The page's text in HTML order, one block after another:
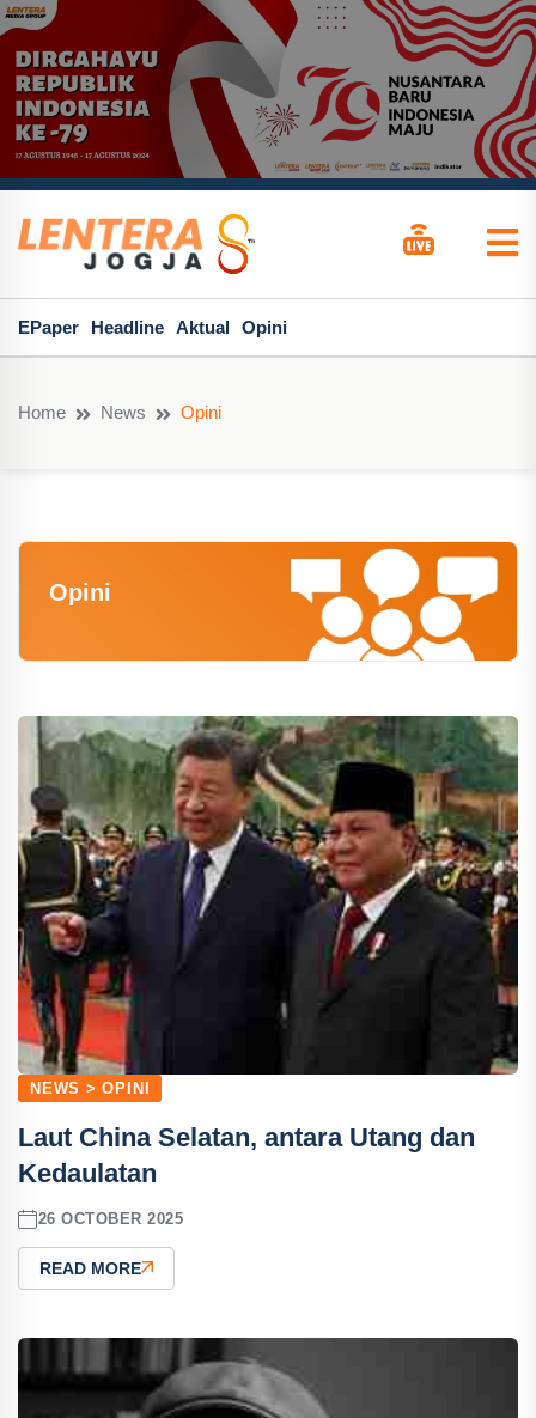
EPaper Headline Aktual Opini
Home News Opini
Opini
NEWS > OPINI
‎Laut China Selatan, antara Utang dan
Kedaulatan
26 OCTOBER 2025
READ MORE